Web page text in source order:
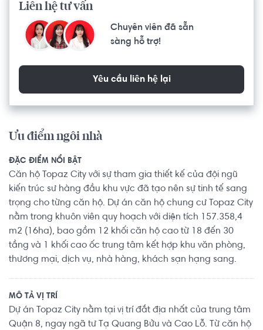
Liên hệ tư vấn
Chuyên viên đã sẵn
sàng hỗ trợ!
Yêu cầu liên hệ lại
Ưu điểm ngôi nhà
ĐẶC ĐIỂM NỔI BẬT
Căn hộ Topaz City với sự tham gia thiết kế của đội ngũ
kiến trúc sư hàng đầu khu vực đã tạo nên sự tinh tế sang
trọng cho từng căn hộ. Dự án căn hộ chung cư Topaz City
nằm trong khuôn viên quy hoạch với diện tích 157.358,4
m2 (16ha), bao gồm 12 khối căn hộ cao từ 18 đến 30
tầng và 1 khối cao ốc trung tâm kết hợp khu văn phòng,
thương mại, dịch vụ, nhà hàng, khách sạn hạng sang.
MÔ TẢ VỊ TRÍ
Dự án Topaz City nằm tại vị trí đắt địa nhất của trung tâm
Quận 8, ngay ngã tư Tạ Quang Bửu và Cao Lỗ. Từ căn hộ